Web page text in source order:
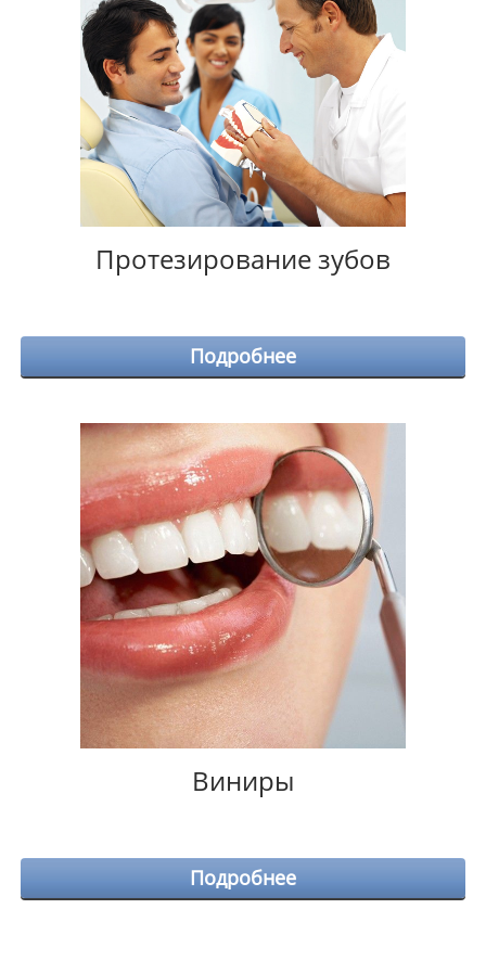
Протезирование зубов
Подробнее
Виниры
Подробнее